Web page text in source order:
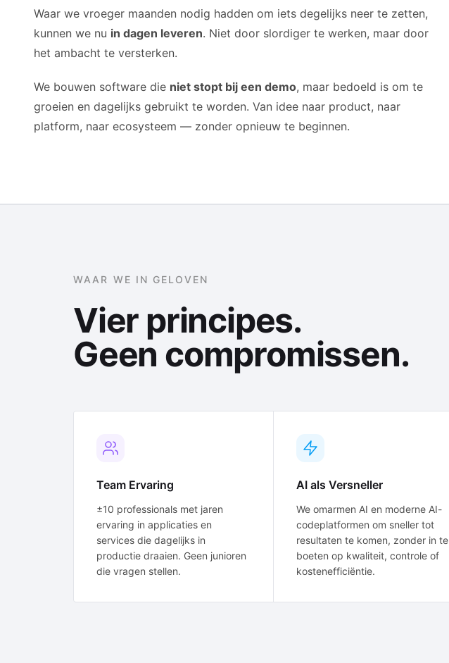
Waar we vroeger maanden nodig hadden om iets degelijks neer te zetten,
kunnen we nu in dagen leveren. Niet door slordiger te werken, maar door
het ambacht te versterken.
We bouwen software die niet stopt bij een demo, maar bedoeld is om te
groeien en dagelijks gebruikt te worden. Van idee naar product, naar
platform, naar ecosysteem — zonder opnieuw te beginnen.
WAAR WE IN GELOVEN
Vier principes.
Geen compromissen.
Team Ervaring
±10 professionals met jaren
ervaring in applicaties en
services die dagelijks in
productie draaien. Geen junioren
die vragen stellen.
AI als Versneller
We omarmen AI en moderne AI-
codeplatformen om sneller tot
resultaten te komen, zonder in te
boeten op kwaliteit, controle of
kostenefficiëntie.